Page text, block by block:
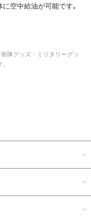
空中給油が可能です｡
隊グッズ・ミリタリーグッ